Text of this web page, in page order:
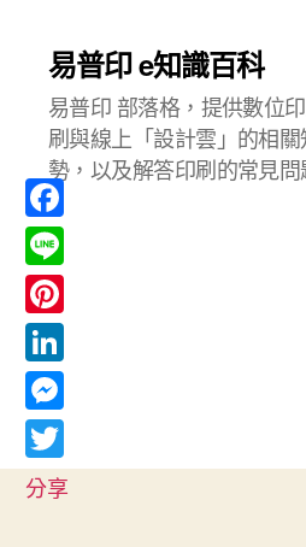
易普印 e知識百科
易普印 部落格，提供數位
刷與線上「設計雲」的相
勢，以及解答印刷的常見問
F
a
c
e
b
o
o
k
L
i
n
e
P
i
n
t
e
L
i
n
k
M
e
s
T
分享